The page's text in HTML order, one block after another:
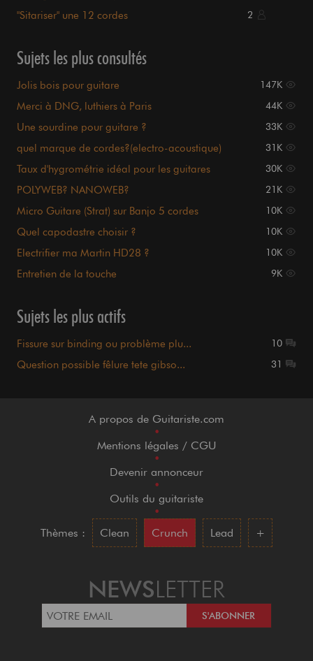
"Sitariser" une 12 cordes 2
Sujets les plus consultés
Jolis bois pour guitare 147K
Merci à DNG, luthiers à Paris 44K
Une sourdine pour guitare ? 33K
quel marque de cordes?(electro-acoustique) 31K
Taux d'hygrométrie idéal pour les guitares 30K
POLYWEB? NANOWEB? 21K
Micro Guitare (Strat) sur Banjo 5 cordes 10K
Quel capodastre choisir ? 10K
Electrifier ma Martin HD28 ? 10K
Entretien de la touche 9K
Sujets les plus actifs
Fissure sur binding ou problème plu... 10
Question possible fêlure tete gibso... 31
A propos de Guitariste.com
•
Mentions légales / CGU
•
Devenir annonceur
•
Outils du guitariste
•
Thèmes :
Clean Crunch Lead +
NEWSLETTER